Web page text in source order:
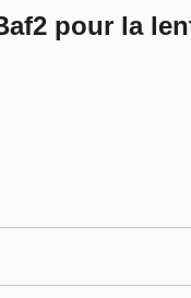
pour la